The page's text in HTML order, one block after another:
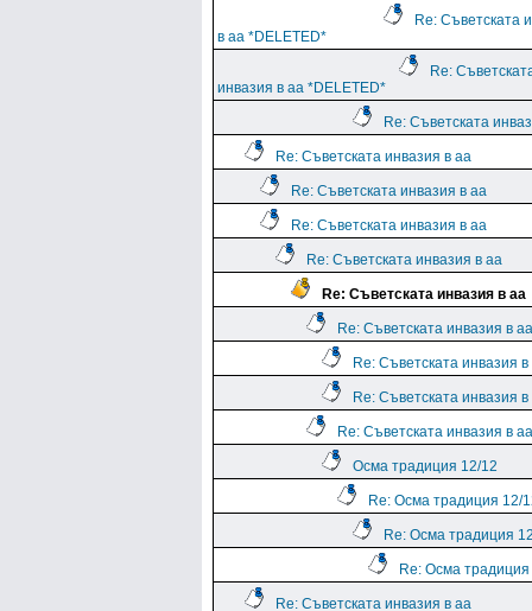
Re: Съветската
в аа *DELETED*
Re:
инвазия в аа *DELETED*
Re: Съветската
Re: Съветската инвазия в аа
Re: Съветската инвазия в аа
Re: Съветската инвазия в аа
Re: Съветската инвазия в аа
Re: Съветската инвазия в аа
Re: Съветската инвазия в аа
Re: Съветската инвазия в
Re: Съветската инвазия в
Re: Съветската инвазия в аа
Осма традиция 12/12
Re: Осма традиция 12/
Re: Осма традиция
Re: Осма
Re: Съветската инвазия в аа